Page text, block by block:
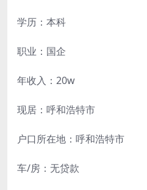
学历：本科
职业：国企
年收入：20w
现居：呼和浩特市
户口所在地：呼和浩特市
车/房：无贷款